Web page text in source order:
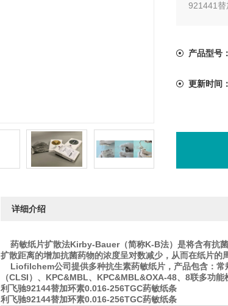
921441
产品型号：
更新时间：
详细介绍
药敏纸片扩散法Kirby-Bauer（简称K-B法）是将含有抗
扩散距离的增加抗菌药物的浓度呈对数减少，从而在纸片的
Liofilchem公司提供多种抗生素药敏纸片，产品包含：常
（CLSI）、KPC&MBL、KPC&MBL&OXA-48、8联多功能
利飞驰92144替加环素0.016-256TGC药敏纸条
利飞驰92144替加环素0.016-256TGC药敏纸条